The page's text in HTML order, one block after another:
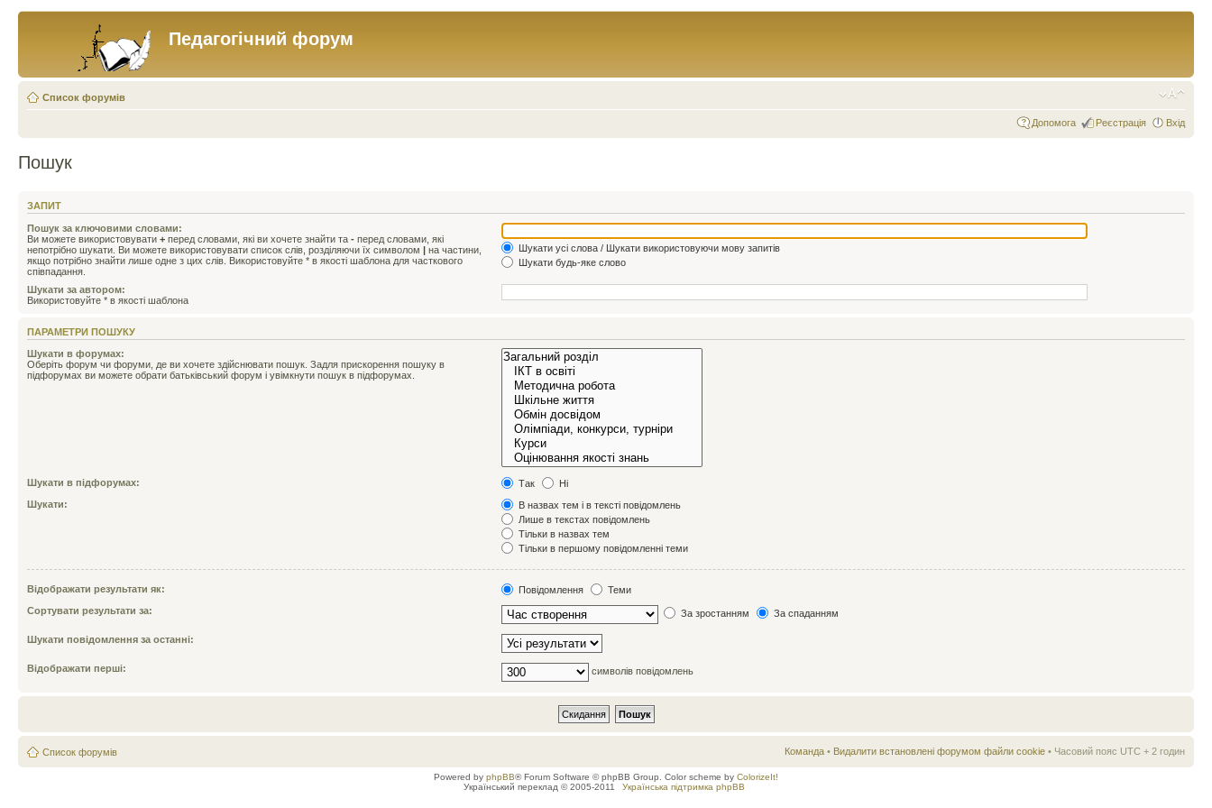
Педагогічний форум
Список форумів
Допомога Реєстрація Вхід
Пошук
ЗАПИТ
Пошук за ключовими словами:
Ви можете використовувати + перед словами, які ви хочете знайти та - перед словами, які
непотрібно шукати. Ви можете використовувати список слів, розділяючи їх символом | на частини,
якщо потрібно знайти лише одне з цих слів. Використовуйте * в якості шаблона для часткового
співпадання.
Шукати усі слова / Шукати використовуючи мову запитів
Шукати будь-яке слово
Шукати за автором:
Використовуйте * в якості шаблона
ПАРАМЕТРИ ПОШУКУ
Шукати в форумах:
Оберіть форум чи форуми, де ви хочете здійснювати пошук. Задля прискорення пошуку в
підфорумах ви можете обрати батьківський форум і увімкнути пошук в підфорумах.
Шукати в підфорумах: Так
Ні
Шукати:
В назвах тем і в тексті повідомлень
Лише в текстах повідомлень
Тільки в назвах тем
Тільки в першому повідомленні теми
Відображати результати як: Повідомлення
Теми
Сортувати результати за:
За зростанням За спаданням
Шукати повідомлення за останні:
Відображати перші: символів повідомлень
Список форумів Команда • Видалити встановлені форумом файли cookie • Часовий пояс UTC + 2 годин
Powered by phpBB® Forum Software © phpBB Group. Color scheme by ColorizeIt!
Український переклад © 2005-2011
Українська підтримка phpBB